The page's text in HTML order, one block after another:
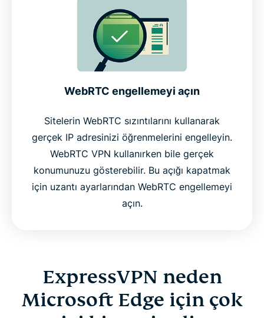
WebRTC engellemeyi açın
Sitelerin WebRTC sızıntılarını kullanarak
gerçek IP adresinizi öğrenmelerini engelleyin.
WebRTC VPN kullanırken bile gerçek
konumunuzu gösterebilir. Bu açığı kapatmak
için uzantı ayarlarından WebRTC engellemeyi
açın.
ExpressVPN neden
Microsoft Edge için çok